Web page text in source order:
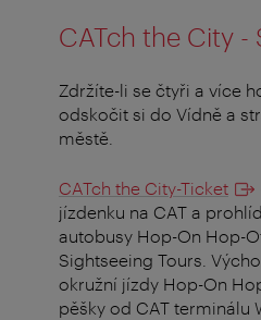
CATch the City -
Zdržíte-li se čtyři a více
odskočit si do Vídně a
městě.
CATch the City-Ticket
jízdenku na CAT a
autobusy Hop-On Hop-
Sightseeing Tours.
okružní jízdy Hop-On
pěšky od CAT terminálu